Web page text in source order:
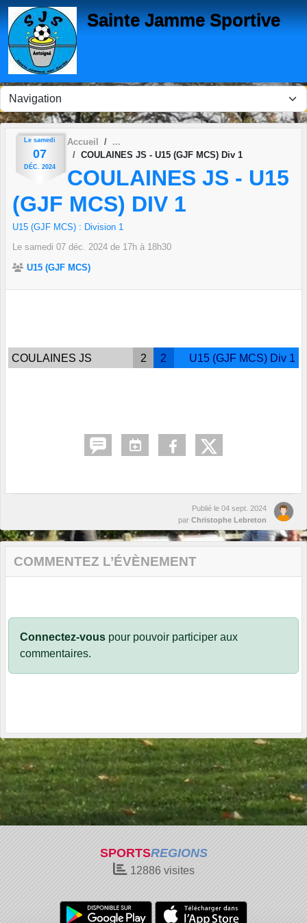
Sainte Jamme Sportive
Le samedi
07
DÉC. 2024
Accueil
COULAINES JS - U15 (GJF MCS) Div 1
COULAINES JS - U15
(GJF MCS) DIV 1
U15 (GJF MCS) : Division 1
Le samedi 07 déc. 2024 de 17h à 18h30
U15 (GJF MCS)
COULAINES JS 2 2 U15 (GJF MCS) Div 1
Publié le 04 sept. 2024
par Christophe Lebreton
COMMENTEZ L’ÉVÈNEMENT
Connectez-vous pour pouvoir participer aux
commentaires.
SPORTSREGIONS
12886visites
Panneau de gestion des cookies